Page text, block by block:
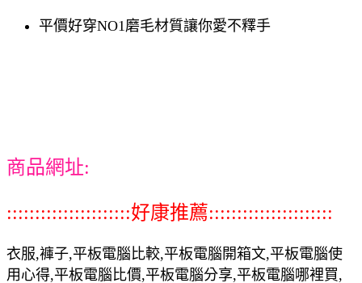
平價好穿NO1磨毛材質讓你愛不釋手
商品網址:
::::::::::::::::::::::好康推薦::::::::::::::::::::::
衣服,褲子,平板電腦比較,平板電腦開箱文,平板電腦使
用心得,平板電腦比價,平板電腦分享,平板電腦哪裡買,